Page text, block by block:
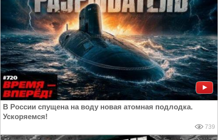
В России спущена на воду новая атомная подлодка.
Ускоряемся!
739